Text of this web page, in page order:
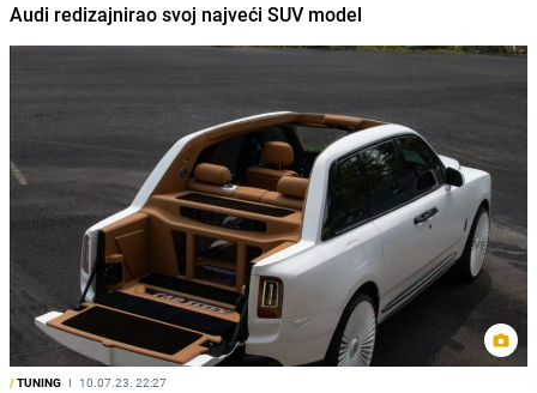
Audi redizajnirao svoj najveći SUV model
/TUNING I 10.07.23. 22:27